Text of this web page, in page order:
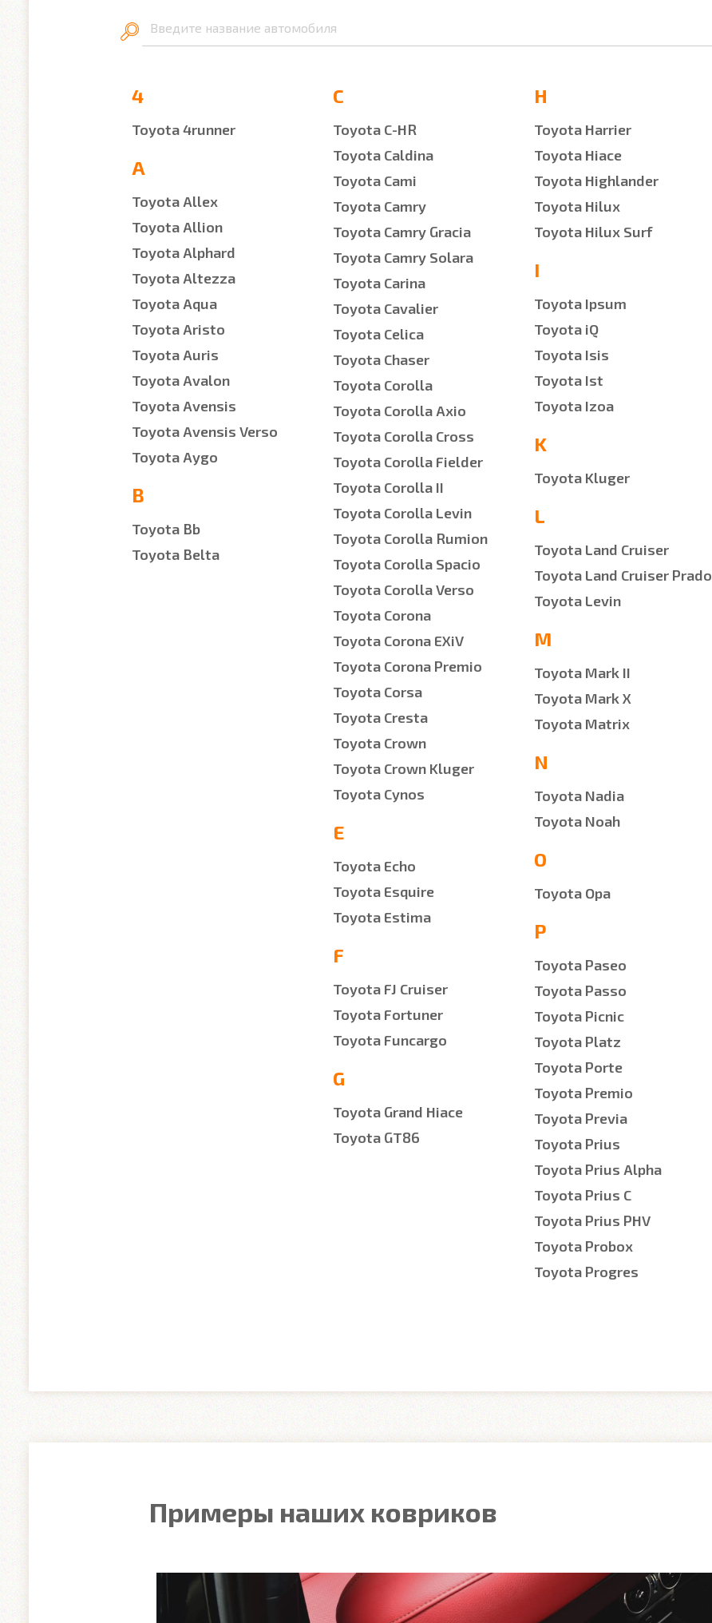
Введите название автомобиля
4
Toyota 4runner
A
Toyota Allex
Toyota Allion
Toyota Alphard
Toyota Altezza
Toyota Aqua
Toyota Aristo
Toyota Auris
Toyota Avalon
Toyota Avensis
Toyota Avensis Verso
Toyota Aygo
B
Toyota Bb
Toyota Belta
C
Toyota C-HR
Toyota Caldina
Toyota Cami
Toyota Camry
Toyota Camry Gracia
Toyota Camry Solara
Toyota Carina
Toyota Cavalier
Toyota Celica
Toyota Chaser
Toyota Corolla
Toyota Corolla Axio
Toyota Corolla Cross
Toyota Corolla Fielder
Toyota Corolla II
Toyota Corolla Levin
Toyota Corolla Rumion
Toyota Corolla Spacio
Toyota Corolla Verso
Toyota Corona
Toyota Corona EXiV
Toyota Corona Premio
Toyota Corsa
Toyota Cresta
Toyota Crown
Toyota Crown Kluger
Toyota Cynos
E
Toyota Echo
Toyota Esquire
Toyota Estima
F
Toyota FJ Cruiser
Toyota Fortuner
Toyota Funcargo
G
Toyota Grand Hiace
Toyota GT86
H
Toyota Harrier
Toyota Hiace
Toyota Highlander
Toyota Hilux
Toyota Hilux Surf
I
Toyota Ipsum
Toyota iQ
Toyota Isis
Toyota Ist
Toyota Izoa
K
Toyota Kluger
L
Toyota Land Cruiser
Toyota Land Cruiser Prado
Toyota Levin
M
Toyota Mark II
Toyota Mark X
Toyota Matrix
N
Toyota Nadia
Toyota Noah
O
Toyota Opa
P
Toyota Paseo
Toyota Passo
Toyota Picnic
Toyota Platz
Toyota Porte
Toyota Premio
Toyota Previa
Toyota Prius
Toyota Prius Alpha
Toyota Prius C
Toyota Prius PHV
Toyota Probox
Toyota Progres
Примеры наших ковриков